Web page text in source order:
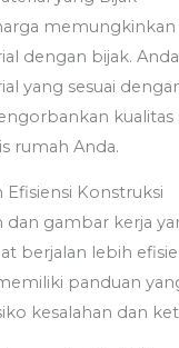
dengan bijak.
yang sesuai
kualitas
rumah Anda.
Efisiensi Konstruksi
dan gambar kerja
berjalan lebih
panduan
kesalahan dan